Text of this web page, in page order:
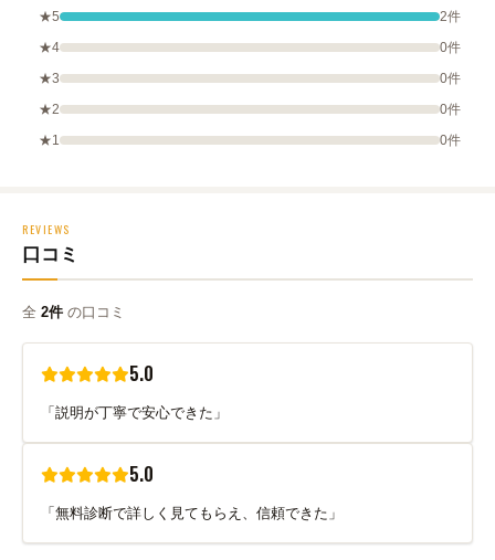
★5
2件
★4
0件
★3
0件
★2
0件
★1
0件
REVIEWS
口コミ
全 2件 の口コミ
5.0
「説明が丁寧で安心できた」
5.0
「無料診断で詳しく見てもらえ、信頼できた」